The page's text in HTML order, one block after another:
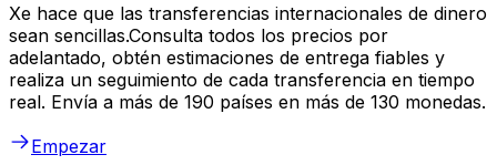
Xe hace que las transferencias internacionales de dinero
sean sencillas.Consulta todos los precios por
adelantado, obtén estimaciones de entrega fiables y
realiza un seguimiento de cada transferencia en tiempo
real. Envía a más de 190 países en más de 130 monedas.
Empezar